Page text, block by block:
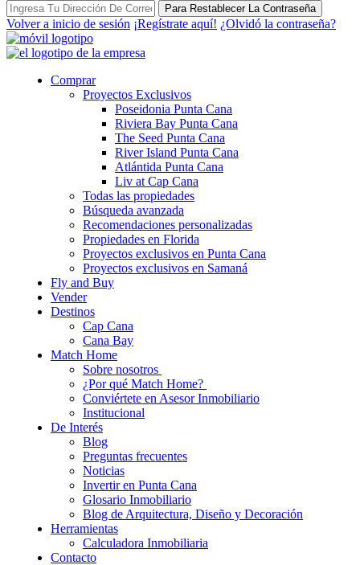
Para Restablecer La Contraseña
Volver a inicio de sesión ¡Regístrate aquí! ¿Olvidó la contraseña?
Comprar
Proyectos Exclusivos
Poseidonia Punta Cana
Riviera Bay Punta Cana
The Seed Punta Cana
River Island Punta Cana
Atlántida Punta Cana
Liv at Cap Cana
Todas las propiedades
Búsqueda avanzada
Recomendaciones personalizadas
Propiedades en Florida
Proyectos exclusivos en Punta Cana
Proyectos exclusivos en Samaná
Fly and Buy
Vender
Destinos
Cap Cana
Cana Bay
Match Home
Sobre nosotros
¿Por qué Match Home?
Conviértete en Asesor Inmobiliario
Institucional
De Interés
Blog
Preguntas frecuentes
Noticias
Invertir en Punta Cana
Glosario Inmobiliario
Blog de Arquitectura, Diseño y Decoración
Herramientas
Calculadora Inmobiliaria
Contacto